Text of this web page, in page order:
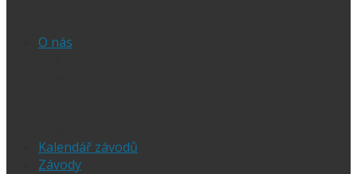
O nás
Kalendář závodů
Závody